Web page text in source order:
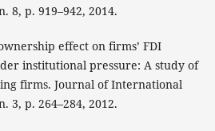
8, p. 919–942, 2014.
effect on firms’ FDI
institutional pressure: A study of
firms. Journal of International
3, p. 264–284, 2012.